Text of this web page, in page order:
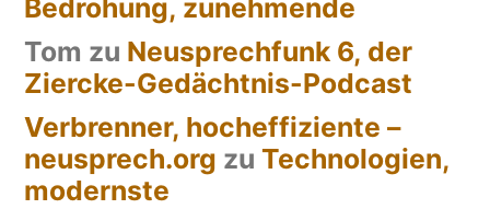
Bedrohung, zunehmende
Tom zu Neusprechfunk 6, der
Ziercke-Gedächtnis-Podcast
Verbrenner, hocheffiziente –
neusprech.org zu Technologien,
modernste